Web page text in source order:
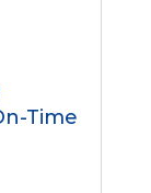
Time